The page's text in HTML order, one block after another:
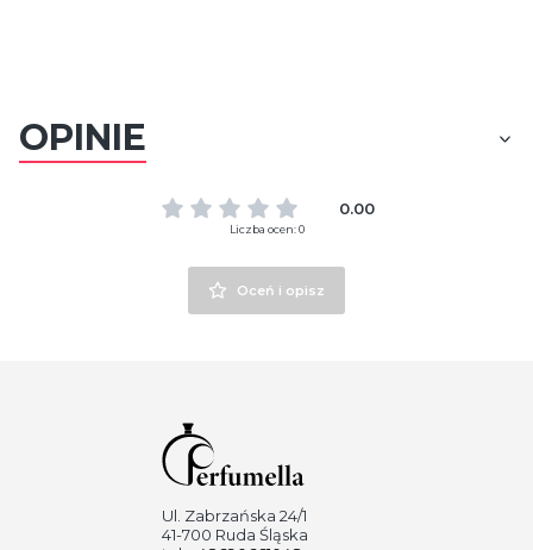
OPINIE
0.00
Liczba ocen: 0
Oceń i opisz
Ul. Zabrzańska 24/1
41-700 Ruda Śląska